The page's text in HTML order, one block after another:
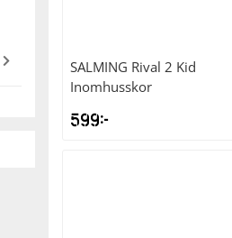
SALMING Rival 2 Kid
Inomhusskor
599kr